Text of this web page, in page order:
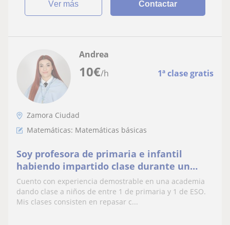
ver más Contactar
10€/h 1ª clase gratis
Andrea
Zamora Ciudad
Matemáticas: Matemáticas básicas
Soy profesora de primaria e infantil
habiendo impartido clase durante un
curso entero en una academia de inglés y
matemáticas
Cuento con experiencia demostrable en una academia
dando clase a niños de entre 1 de primaria y 1 de ESO.
Mis clases consisten en repasar c...